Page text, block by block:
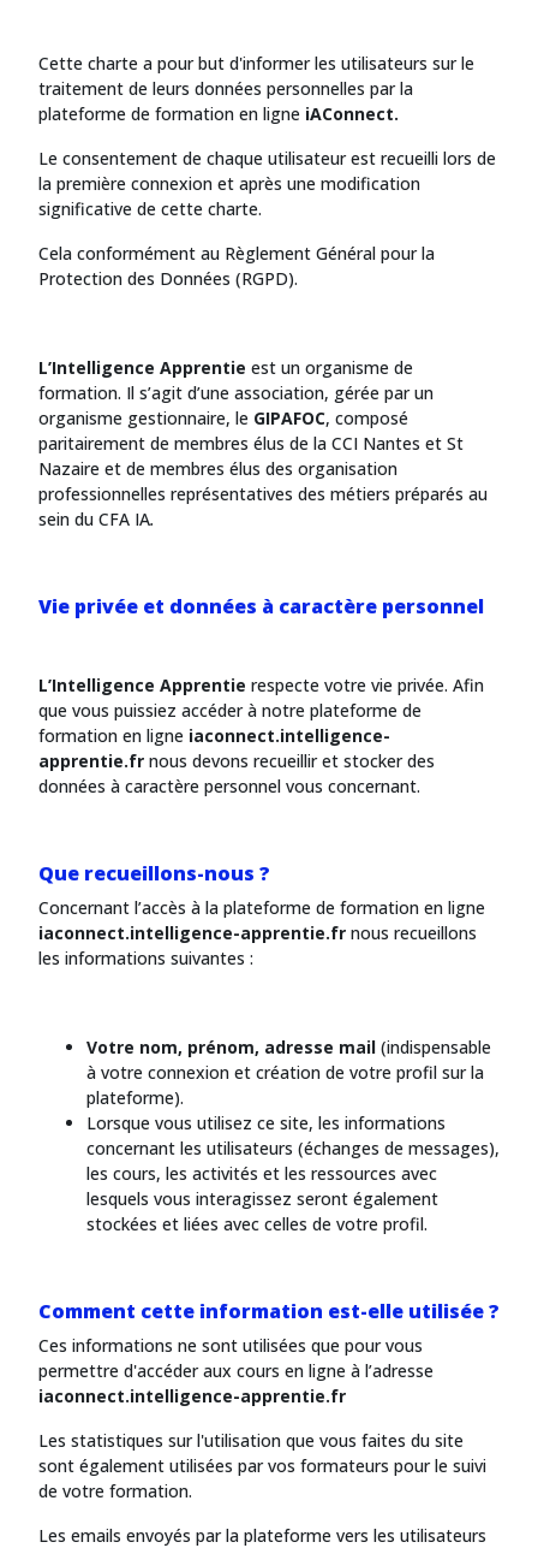
Cette charte a pour but d'informer les utilisateurs sur le
traitement de leurs données personnelles par la
plateforme de formation en ligne iAConnect.
Le consentement de chaque utilisateur est recueilli lors de
la première connexion et après une modification
significative de cette charte.
Cela conformément au Règlement Général pour la
Protection des Données (RGPD).
L’Intelligence Apprentie est un organisme de
formation. Il s’agit d’une association, gérée par un
organisme gestionnaire, le GIPAFOC, composé
paritairement de membres élus de la CCI Nantes et St
Nazaire et de membres élus des organisation
professionnelles représentatives des métiers préparés au
sein du CFA IA.
Vie privée et données à caractère personnel
L’Intelligence Apprentie respecte votre vie privée. Afin
que vous puissiez accéder à notre plateforme de
formation en ligne iaconnect.intelligence-
apprentie.fr nous devons recueillir et stocker des
données à caractère personnel vous concernant.
Que recueillons-nous ?
Concernant l’accès à la plateforme de formation en ligne
iaconnect.intelligence-apprentie.fr nous recueillons
les informations suivantes :
Votre nom, prénom, adresse mail (indispensable
à votre connexion et création de votre profil sur la
plateforme).
Lorsque vous utilisez ce site, les informations
concernant les utilisateurs (échanges de messages),
les cours, les activités et les ressources avec
lesquels vous interagissez seront également
stockées et liées avec celles de votre profil.
Comment cette information est-elle utilisée ?
Ces informations ne sont utilisées que pour vous
permettre d'accéder aux cours en ligne à l’adresse
iaconnect.intelligence-apprentie.fr
Les statistiques sur l'utilisation que vous faites du site
sont également utilisées par vos formateurs pour le suivi
de votre formation.
Les emails envoyés par la plateforme vers les utilisateurs